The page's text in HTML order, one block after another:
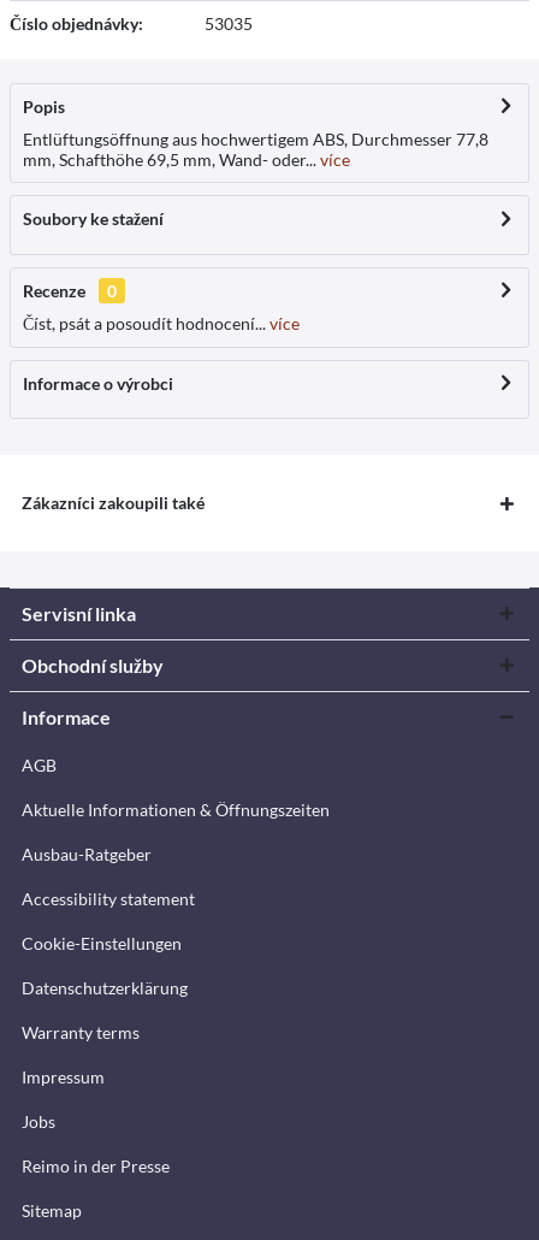
Číslo objednávky: 53035
Popis
Entlüftungsöffnung aus hochwertigem ABS, Durchmesser 77,8
mm, Schafthöhe 69,5 mm, Wand- oder...více
Soubory ke stažení
Recenze
0
Číst, psát a posoudít hodnocení...více
Informace o výrobci
Zákazníci zakoupili také
Servisní linka
Obchodní služby
Informace
AGB
Aktuelle Informationen & Öffnungszeiten
Ausbau-Ratgeber
Accessibility statement
Cookie-Einstellungen
Datenschutzerklärung
Warranty terms
Impressum
Jobs
Reimo in der Presse
Sitemap